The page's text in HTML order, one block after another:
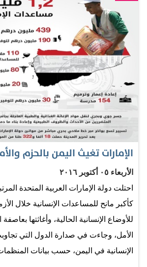
فصول دراسية، وحديقة أطفال، وملاعب
«الهلال» للاجئين في الأردن مريجيب
الهلال الأحمر الإماراتية، طرودا غذائية
الأسر السورية اللاجئة التي تقطن في
محافظة المفرق الأردنية إلى جانب
الفريق الطبي الإماراتي في المستشفى
الميداني. وأعرب عبدالله المحرزي مدير
الأردني عن سعادته وقال: «نحن في الهلال
نقوم بزيارة الأسر المتعففة والمحتاجة في
خليفة بن زايد آل نهيان رئيس الدولة، حفظه
2017 عام الخير ارتأينا أن نزور عددا من
المتعففة ونقدم لها ما…
الإمارات تغيث اليمن بالحزم
الأربعاء ٠٥ أكتوبر ٢٠١٦
احتلت دولة الإمارات العربية المتحدة
كأكبر مانح للمساعدات الإنسانية خلال
للأوضاع الإنسانية الحالية، وأغاثتها
الأمل، وجاءت في صدارة الدول التي
الإنسانية في اليمن، حسب بيانات